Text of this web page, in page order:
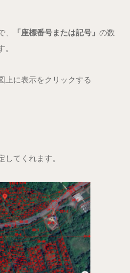
、 「座標番号または記号」 の数
。
上に表示をクリックする
してくれます。